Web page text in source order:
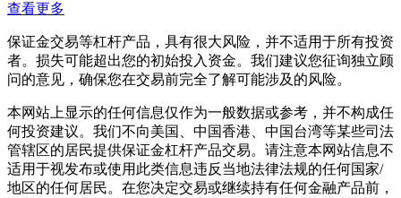
查看更多
保证金交易等杠杆产品，具有很大风险，并不适用于所有投资
者。损失可能超出您的初始投入资金。我们建议您征询独立顾
问的意见，确保您在交易前完全了解可能涉及的风险。
本网站上显示的任何信息仅作为一般数据或参考，并不构成任
何投资建议。我们不向美国、中国香港、中国台湾等某些司法
管辖区的居民提供保证金杠杆产品交易。请注意本网站信息不
适用于视发布或使用此类信息违反当地法律法规的任何国家/
地区的任何居民。在您决定交易或继续持有任何金融产品前，